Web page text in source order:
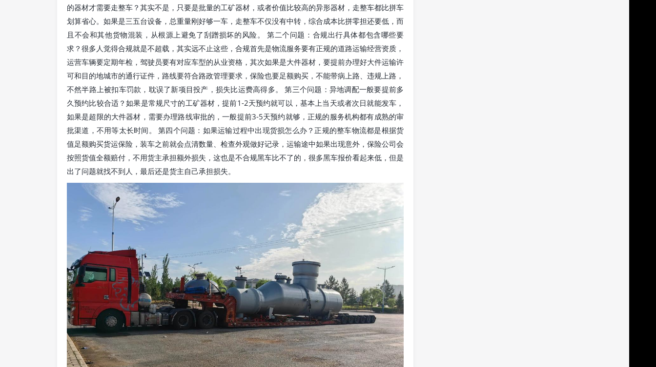
的器材才需要走整车？其实不是，只要是批量的工矿器材，或者价值比较高的异形器材，走整车都比拼车
划算省心。如果是三五台设备，总重量刚好够一车，走整车不仅没有中转，综合成本比拼零担还要低，而
且不会和其他货物混装，从根源上避免了刮蹭损坏的风险。 第二个问题：合规出行具体都包含哪些要
求？很多人觉得合规就是不超载，其实远不止这些，合规首先是物流服务要有正规的道路运输经营资质，
运营车辆要定期年检，驾驶员要有对应车型的从业资格，其次如果是大件器材，要提前办理好大件运输许
可和目的地城市的通行证件，路线要符合路政管理要求，保险也要足额购买，不能带病上路、违规上路，
不然半路上被扣车罚款，耽误了新项目投产，损失比运费高得多。 第三个问题：异地调配一般要提前多
久预约比较合适？如果是常规尺寸的工矿器材，提前1-2天预约就可以，基本上当天或者次日就能发车，
如果是超限的大件器材，需要办理路线审批的，一般提前3-5天预约就够，正规的服务机构都有成熟的审
批渠道，不用等太长时间。 第四个问题：如果运输过程中出现货损怎么办？正规的整车物流都是根据货
值足额购买货运保险，装车之前就会点清数量、检查外观做好记录，运输途中如果出现意外，保险公司会
按照货值全额赔付，不用货主承担额外损失，这也是不合规黑车比不了的，很多黑车报价看起来低，但是
出了问题就找不到人，最后还是货主自己承担损失。